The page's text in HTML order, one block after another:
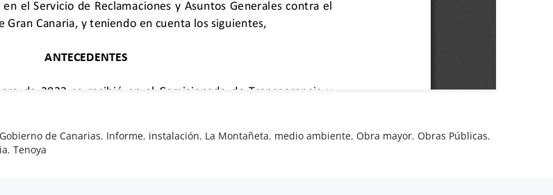
Gobierno de Canarias, Informe, instalación, La Montañeta, medio ambiente,Obra mayor,Obras Públicas,
, Tenoya